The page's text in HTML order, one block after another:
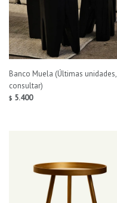
Banco Muela (Últimas unidades,
consultar)
$ 5.400